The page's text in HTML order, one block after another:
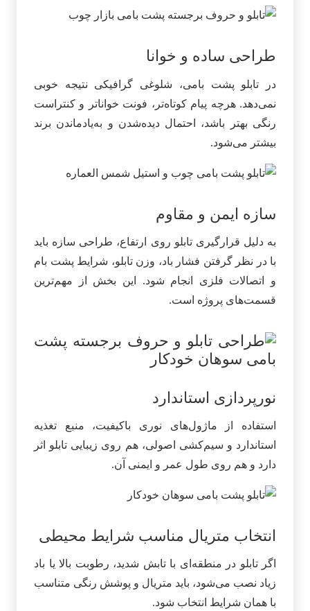
طراحی ساده و خوانا
در تابلو پشت بامی، شلوغی گرافیکی نتیجه خوبی
نمی‌دهد. هرچه پیام کوتاه‌تر، فونت خواناتر و کنتراست
رنگی بهتر باشد، احتمال دیده‌شدن و به‌یادماندن برند
بیشتر می‌شود.
سازه ایمن و مقاوم
به دلیل قرارگیری تابلو روی ارتفاع، طراحی سازه باید
با در نظر گرفتن فشار باد، وزن تابلو، شرایط پشت بام
و اتصالات فلزی انجام شود. این بخش از مهم‌ترین
قسمت‌های پروژه است.
نورپردازی استاندارد
استفاده از ماژول‌های نوری باکیفیت، منبع تغذیه
استاندارد و سیم‌کشی اصولی، هم روی زیبایی تابلو اثر
دارد و هم روی طول عمر و ایمنی آن.
انتخاب متریال مناسب شرایط محیطی
اگر تابلو در منطقه‌ای با تابش شدید، رطوبت بالا یا باد
زیاد نصب می‌شود، باید متریال و پوشش رنگی متناسب
با همان شرایط انتخاب شود.